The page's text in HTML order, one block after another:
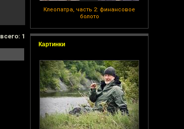
Клеопатра, часть 2: финансовое
болото
Картинки
всего: 1